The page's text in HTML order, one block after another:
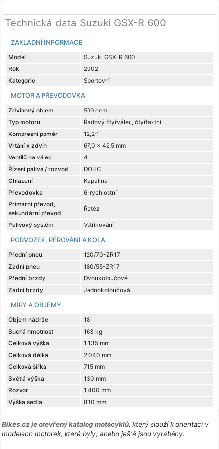
Technická data Suzuki GSX-R 600
ZÁKLADNÍ INFORMACE
Model
Suzuki GSX-R 600
Rok
2002
Kategorie
Sportovní
MOTOR A PŘEVODOVKA
Zdvihový objem
599 ccm
Typ motoru
Řadový čtyřválec, čtyřtaktní
Kompresní poměr
12,2:1
Vrtání x zdvih
67,0 x 42,5 mm
Ventilů na válec
4
Řízení paliva / rozvod
DOHC
Chlazení
Kapalina
Převodovka
6-rychlostní
Primární převod,
sekundární převod
Řetěz
Palivový systém Vstřikování
PODVOZEK, PÉROVÁNÍ A KOLA
Přední pneu
120/70-ZR17
Zadní pneu
180/55-ZR17
Přední brzdy
Dvoukotoučové
Zadní brzdy
Jednokotoučová
MÍRY A OBJEMY
Objem nádrže
18 l
Suchá hmotnost
163 kg
Celková výška
1 135 mm
Celková délka
2 040 mm
Celková šířka
715 mm
Světlá výška
130 mm
Rozvor
1 400 mm
Výška sedla
830 mm
Bikes.cz je otevřený katalog motocyklů, který slouží k orientaci v
modelech motorek, které byly, anebo ještě jsou vyráběny.